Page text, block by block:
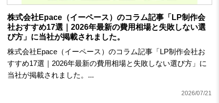
株式会社Epace（イーペース）のコラム記事「LP制作会
社おすすめ17選｜2026年最新の費用相場と失敗しない選
び方」に当社が掲載されました。
株式会社Epace（イーペース）のコラム記事「LP制作会社お
すすめ17選｜2026年最新の費用相場と失敗しない選び方」に
当社が掲載されました。...
2026/07/21